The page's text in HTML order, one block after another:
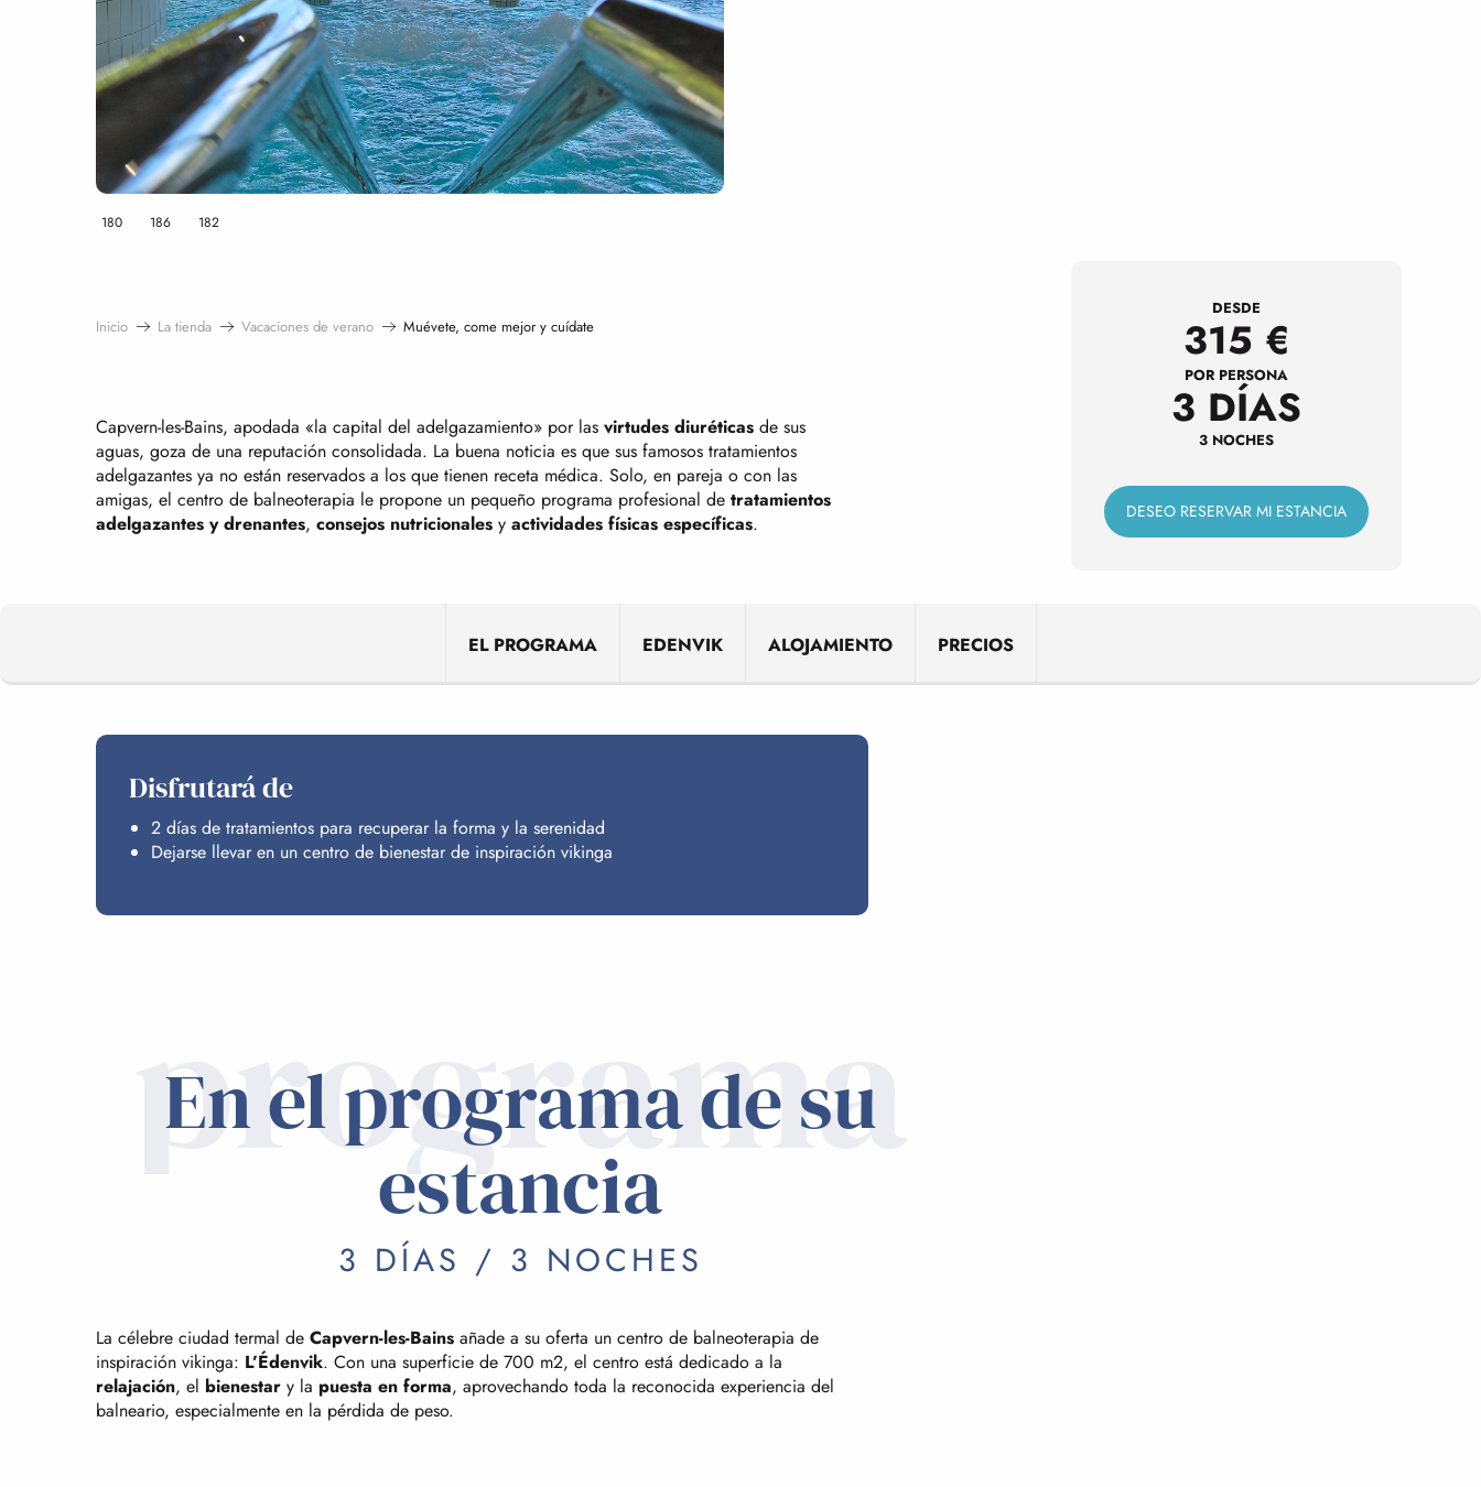
180 186 182
Inicio La tienda Vacaciones de verano Muévete, come mejor y cuídate
Capvern-les-Bains, apodada «la capital del adelgazamiento» por las virtudes diuréticas de sus
aguas, goza de una reputación consolidada. La buena noticia es que sus famosos tratamientos
adelgazantes ya no están reservados a los que tienen receta médica. Solo, en pareja o con las
amigas, el centro de balneoterapia le propone un pequeño programa profesional de tratamientos
adelgazantes y drenantes, consejos nutricionales y actividades físicas específicas.
DESDE
315 €
POR PERSONA
3 DÍAS
3 NOCHES
DESEO RESERVAR MI ESTANCIA
EL PROGRAMA EDENVIK ALOJAMIENTO PRECIOS
Disfrutará de
2 días de tratamientos para recuperar la forma y la serenidad
Dejarse llevar en un centro de bienestar de inspiración vikinga
programa
En el programa de su
estancia
3 DÍAS / 3 NOCHES
La célebre ciudad termal de Capvern-les-Bains añade a su oferta un centro de balneoterapia de
inspiración vikinga: L’Édenvik. Con una superficie de 700 m2, el centro está dedicado a la
relajación, el bienestar y la puesta en forma, aprovechando toda la reconocida experiencia del
balneario, especialmente en la pérdida de peso.